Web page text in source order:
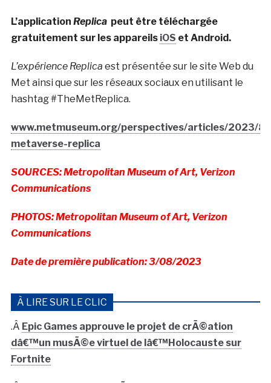
L’application Replicapeut être téléchargée
gratuitement sur les appareils iOS et Android.
L’expérience Replica est présentée sur le site Web du
Met ainsi que sur les réseaux sociaux en utilisant le
hashtag #TheMetReplica.
www.metmuseum.org/perspectives/articles/2023/
metaverse-replica
SOURCES: Metropolitan Museum of Art, Verizon
Communications
PHOTOS: Metropolitan Museum of Art, Verizon
Communications
Date de première publication: 3/08/2023
À LIRE SUR LE CLIC
.Â Epic Games approuve le projet de crÃ©ation
dâ€™un musÃ©e virtuel de lâ€™Holocauste sur
Fortnite